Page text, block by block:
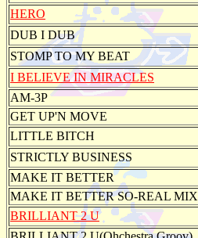
HERO
DUB I DUB
STOMP TO MY BEAT
I BELIEVE IN MIRACLES
AM-3P
GET UP'N MOVE
LITTLE BITCH
STRICTLY BUSINESS
MAKE IT BETTER
MAKE IT BETTER SO-REAL MIX
BRILLIANT 2 U